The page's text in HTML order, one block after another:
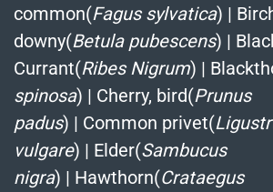
common(Fagus sylvatica) |
downy(Betula pubescens) |
Currant(Ribes Nigrum) |
spinosa) | Cherry, bird(Prunus
padus) | Common privet(
vulgare) | Elder(Sambucus
nigra) | Hawthorn(Crataegus